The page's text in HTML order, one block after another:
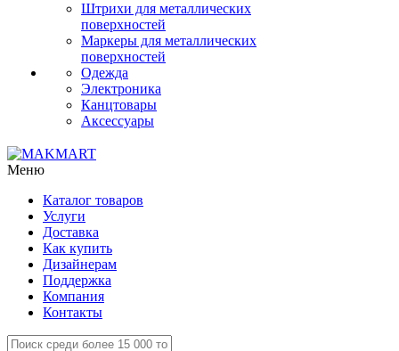
Штрихи для металлических
поверхностей
Маркеры для металлических
поверхностей
Одежда
Электроника
Канцтовары
Аксессуары
Меню
Каталог товаров
Услуги
Доставка
Как купить
Дизайнерам
Поддержка
Компания
Контакты